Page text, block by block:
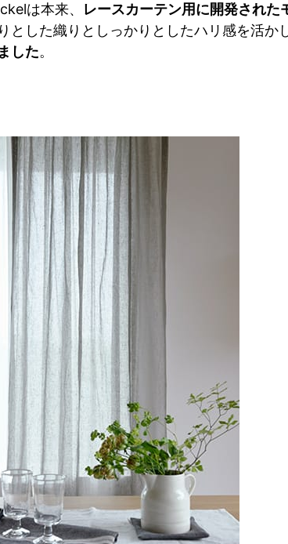
は本来、 レースカーテン用に開発された
とした織りとしっかりとしたハリ感を活か
した。